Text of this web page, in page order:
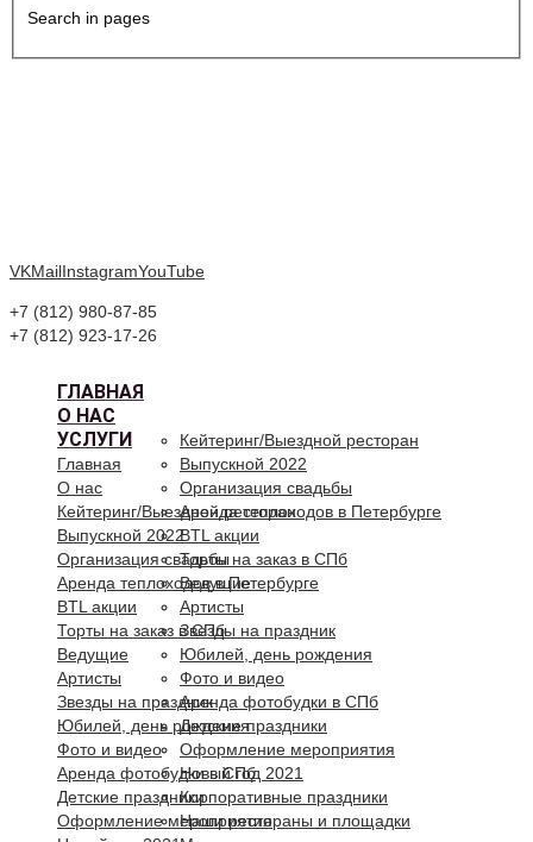
Search in pages
VKMailInstagramYouTube
+7 (812) 980-87-85
+7 (812) 923-17-26
ГЛАВНАЯ
О НАС
УСЛУГИ
Кейтеринг/Выездной ресторан
Выпускной 2022
Организация свадьбы
Аренда теплоходов в Петербурге
BTL акции
Торты на заказ в СПб
Ведущие
Артисты
Звезды на праздник
Юбилей, день рождения
Фото и видео
Аренда фотобудки в СПб
Детские праздники
Оформление мероприятия
Новый год 2021
Корпоративные праздники
Наши рестораны и площадки
Главная
О нас
Кейтеринг/Выездной ресторан
Выпускной 2022
Организация свадьбы
Аренда теплоходов в Петербурге
BTL акции
Торты на заказ в СПб
Ведущие
Артисты
Звезды на праздник
Юбилей, день рождения
Фото и видео
Аренда фотобудки в СПб
Детские праздники
Оформление мероприятия